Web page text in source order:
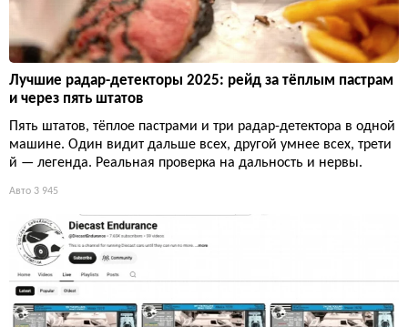
Лучшие радар-детекторы 2025: рейд за тёплым пастрам
и через пять штатов
Пять штатов, тёплое пастрами и три радар-детектора в одной
машине. Один видит дальше всех, другой умнее всех, трети
й — легенда. Реальная проверка на дальность и нервы.
Авто 3 945